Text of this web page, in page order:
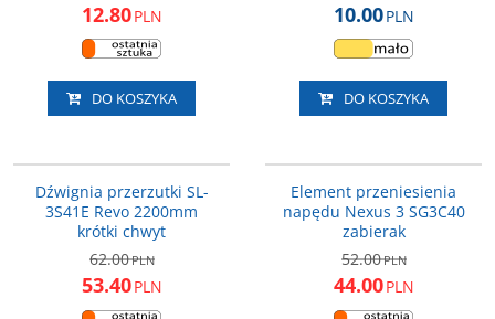
12.80PLN
DO KOSZYKA
10.00PLN
DO KOSZYKA
Dźwignia przerzutki SL-
3S41E Revo 2200mm
krótki chwyt
62.00PLN
53.40PLN
Element przeniesienia
napędu Nexus 3 SG3C40
zabierak
52.00PLN
44.00PLN